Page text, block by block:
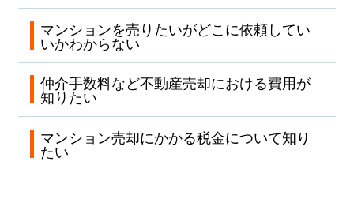
マンションを売りたいがどこに依頼してい
いかわからない
仲介手数料など不動産売却における費用が
知りたい
マンション売却にかかる税金について知り
たい